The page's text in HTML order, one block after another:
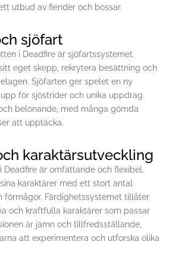
utbud av fiender och bossar.
sjöfart
i Deadfire är sjöfartssystemet.
eget skepp, rekrytera besättning och
Sjöfarten ger spelet en ny
för sjöstrider och unika uppdrag.
belönande, med många gömda
att upptäcka.
karaktärsutveckling
Deadfire är omfattande och flexibel.
karaktärer med ett stort antal
förmågor. Färdighetssystemet tillåter
och kraftfulla karaktärer som passar
är jämn och tillfredsställande,
att experimentera och utforska olika